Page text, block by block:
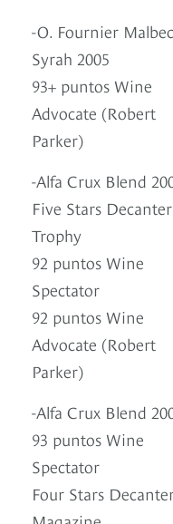
-O. Fournier Malbec
Syrah 2005
93+ puntos Wine
Advocate (Robert
Parker)
-Alfa Crux Blend
Five Stars Decanter
Trophy
92 puntos Wine
Spectator
92 puntos Wine
Advocate (Robert
Parker)
-Alfa Crux Blend
93 puntos Wine
Spectator
Four Stars